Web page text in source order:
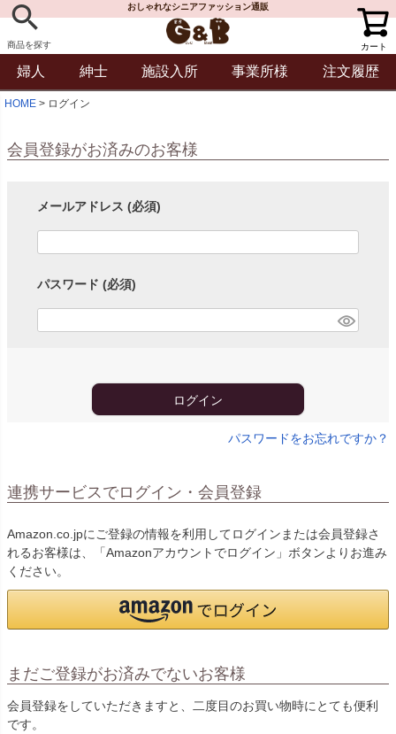
商品を探す
おしゃれなシニアファッション通販
カート
婦人 紳士 施設入所 事業所様 注文履歴
HOME ログイン
会員登録がお済みのお客様
メールアドレス (必須)
パスワード (必須)
ログイン
パスワードをお忘れですか？
連携サービスでログイン・会員登録
Amazon.co.jpにご登録の情報を利用してログインまたは会員登録さ
れるお客様は、「Amazonアカウントでログイン」ボタンよりお進み
ください。
まだご登録がお済みでないお客様
会員登録をしていただきますと、二度目のお買い物時にとても便利
です。